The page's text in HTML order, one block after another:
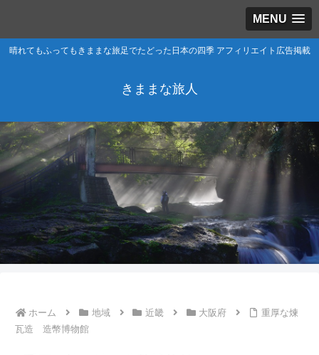
MENU
晴れてもふってもきままな旅足でたどった日本の四季 アフィリエイト広告掲載
きままな旅人
ホーム 地域 近畿 大阪府
重厚な煉
瓦造 造幣博物館